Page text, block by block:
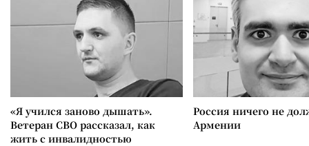
«Я учился заново дышать».
Ветеран СВО рассказал, как
жить с инвалидностью
Россия ничего не
Армении